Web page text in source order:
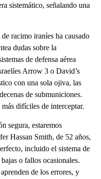
sistemático, señalando una
racimo iraníes ha causado
dudas sobre la
de defensa aérea
Arrow 3 o David’s
con una sola ojiva, las
de submuniciones.
difíciles de interceptar.
segura, estaremos
Hassan Smith, de 52 años,
incluido el sistema de
o fallos ocasionales.
de los errores, y